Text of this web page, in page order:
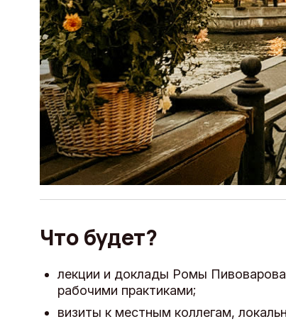
Что будет?
лекции и доклады Ромы
рабочими практиками;
визиты к местным коллегам,